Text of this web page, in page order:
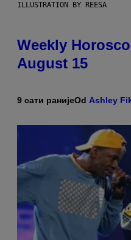
ILLUSTRATION BY REESA
Weekly
August 15
9 сати ранијеOd Ashley